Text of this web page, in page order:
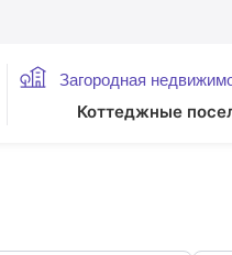
Загородная
Коттеджные